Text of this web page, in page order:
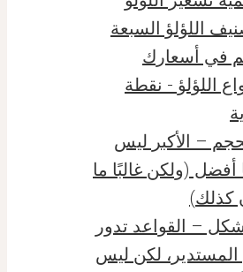
اللؤلؤ السبعة
في أسعارك
اللؤلؤ - نقطة
– الأكبر ليس
أفضل (ولكن غالبًا ما
كذلك)
– القواعد تدور
لكن ليس